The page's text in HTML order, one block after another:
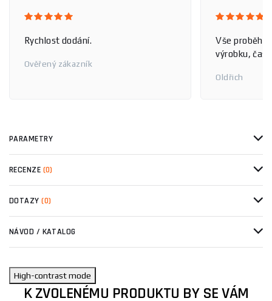
Rychlost dodání.
Ověřený zákazník
Vše
výrobku, čas
Oldřich
PARAMETRY
RECENZE (0)
DOTAZY(0)
NÁVOD / KATALOG
High-contrast mode
K ZVOLENÉMU PRODUKTU BY SE VÁM